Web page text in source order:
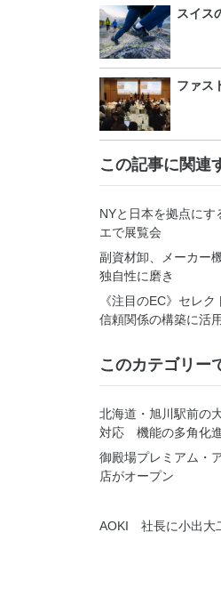
スイス
ファス
この記事に関連
NYと日本を拠点に
エで展覧会
副資材卸、メーカー
独自性に磨き
《注目のEC》セレ
信頼関係の構築に活用
このカテゴリー
北海道・旭川駅前の
対応 機能の多角化
御殿場プレミアム・
店がオープン
AOKI 社長に小出大